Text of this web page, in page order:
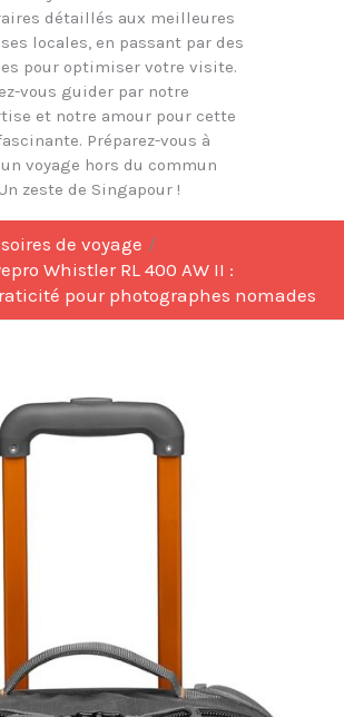
détaillés aux meilleures
locales, en passant par des
pour optimiser votre visite.
vous guider par notre
et notre amour pour cette
Préparez-vous à
voyage hors du commun
zeste de Singapour !
de voyage
Whistler RL 400 AW II :
pour photographes nomades